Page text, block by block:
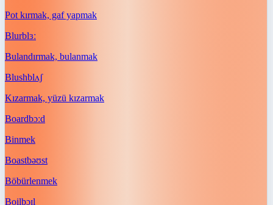
Pot kırmak, gaf yapmak
Blurblɜː
Bulandırmak, bulanmak
Blushblʌʃ
Kızarmak, yüzü kızarmak
Boardbɔːd
Binmek
Boastbəʊst
Böbürlenmek
Boilbɔɪl